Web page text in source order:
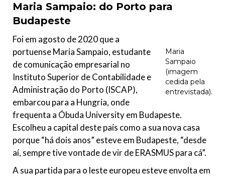
Maria Sampaio: do Porto para
Budapeste
Maria
Sampaio
(imagem
cedida pela
entrevistada).
Foi em agosto de 2020 que a
portuense Maria Sampaio, estudante
de comunicação empresarial no
Instituto Superior de Contabilidade e
Administração do Porto (ISCAP),
embarcou para a Hungria, onde
frequenta a Óbuda University em Budapeste.
Escolheu a capital deste país como a sua nova casa
porque “há dois anos” esteve em Budapeste, “desde
aí, sempre tive vontade de vir de ERASMUS para cá”.
A sua partida para o leste europeu esteve envolta em